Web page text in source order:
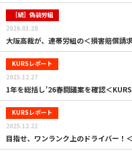
［続］偽装労組
2026.01.28
大阪高裁が、連帯労組の＜損害賠償請
KURSレポート
2025.12.27
1年を総括し’26春闘議案を確認＜
KURSレポート
2025.12.22
目指せ、ワンランク上のドライバー！